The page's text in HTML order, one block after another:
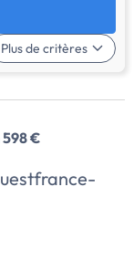
Plus de critères
€